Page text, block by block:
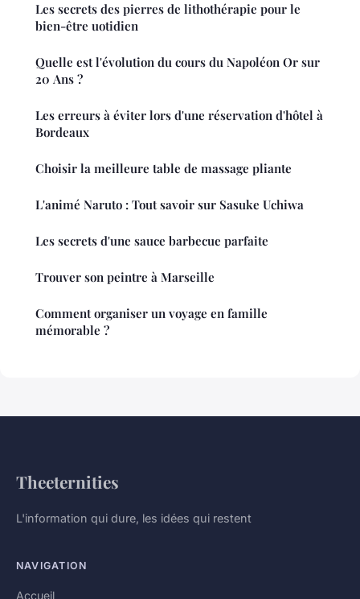
Les secrets des pierres de lithothérapie pour le
bien-être uotidien
Quelle est l'évolution du cours du Napoléon Or sur
20 Ans ?
Les erreurs à éviter lors d'une réservation d'hôtel à
Bordeaux
Choisir la meilleure table de massage pliante
L'animé Naruto : Tout savoir sur Sasuke Uchiwa
Les secrets d'une sauce barbecue parfaite
Trouver son peintre à Marseille
Comment organiser un voyage en famille
mémorable ?
Theeternities
L'information qui dure, les idées qui restent
NAVIGATION
Accueil